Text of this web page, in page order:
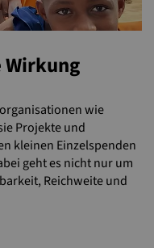
Wirkung
wie
Projekte und
kleinen Einzelspenden
geht es nicht nur um
Reichweite und